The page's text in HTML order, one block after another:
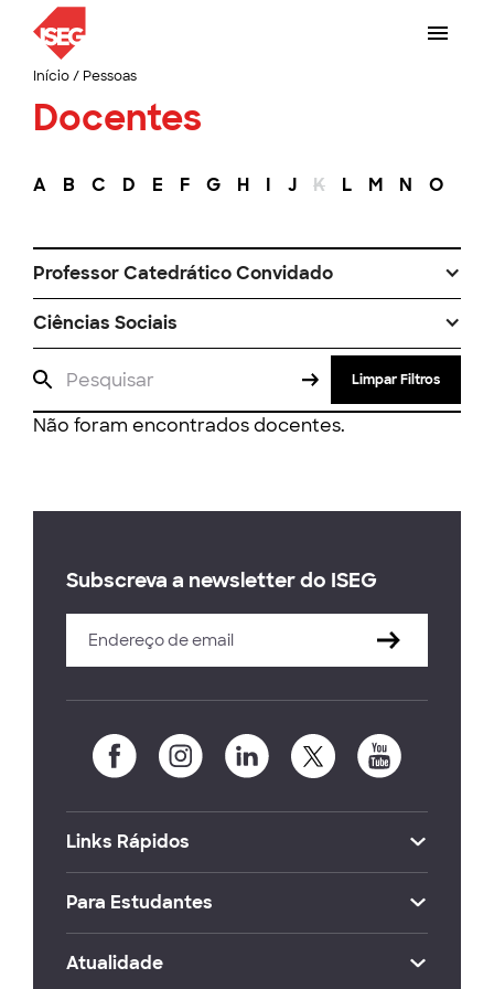
Início/ Pessoas
Docentes
A B C D E F G H I J K L M N O
Professor Catedrático Convidado
Ciências Sociais
Limpar Filtros
Não foram encontrados docentes.
Subscreva a newsletter do ISEG
Links Rápidos
Para Estudantes
Atualidade